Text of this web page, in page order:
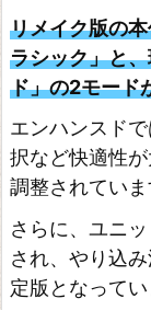
-
フ
ァ
イ
ナ
ル
フ
ァ
ン
リメイク版の
ラシック」と
ド」の2モード
エンハンスド
択など快適性
調整されていま
さらに、ユニ
され、やり込
定版となってい